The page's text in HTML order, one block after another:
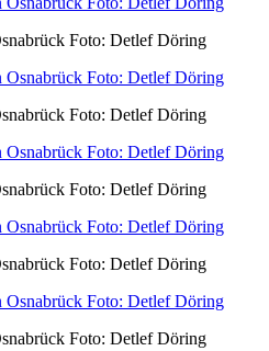
Foto: Detlef Döring
Foto: Detlef Döring
Foto: Detlef Döring
Foto: Detlef Döring
Foto: Detlef Döring